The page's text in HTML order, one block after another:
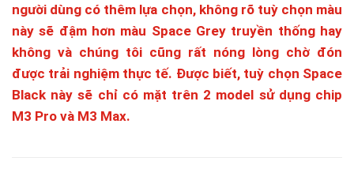
người dùng có thêm lựa chọn, không rõ tuỳ chọn màu
này sẽ đậm hơn màu Space Grey truyền thống hay
không và chúng tôi cũng rất nóng lòng chờ đón
được trải nghiệm thực tế. Được biết, tuỳ chọn Space
Black này sẽ chỉ có mặt trên 2 model sử dụng chip
M3 Pro và M3 Max.